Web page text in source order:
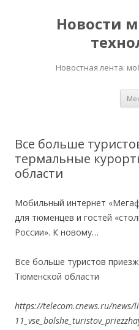
Новости
Новостная лента:
Все больше
термальные
области
Мобильный интернет
для тюменцев и гостей
России». К новому…
Все больше туристов
Тюменской области
https://telecom.cnews.ru/news/